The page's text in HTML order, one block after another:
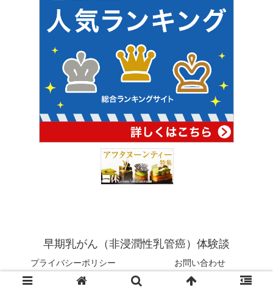
早期乳がん（非浸潤性乳管癌）体験談
プライバシーポリシー お問い合わせ
© 2021 早期乳がん（非浸潤性乳管癌）体験談.